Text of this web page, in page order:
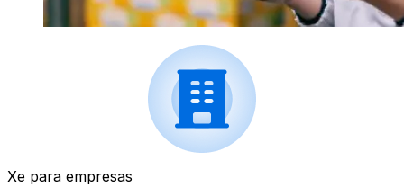
Xe para empresas